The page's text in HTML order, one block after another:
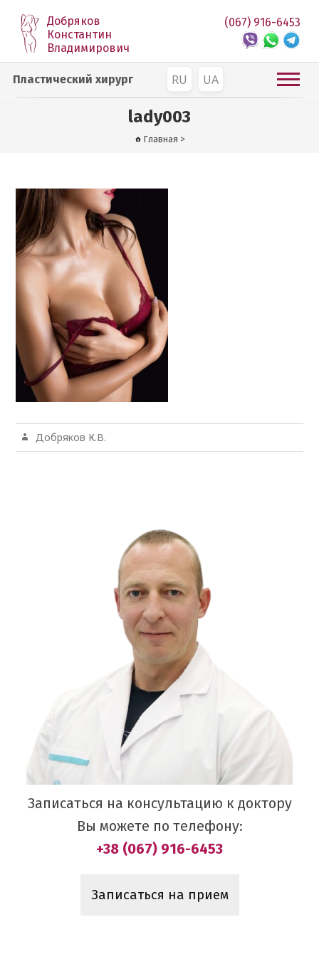
Добряков
Константин
Владимирович
RU UA
(067) 916-6453
Пластический хирург
lady003
Главная >
Добряков К.В.
Записаться на консультацию к доктору
Вы можете по телефону:
+38 (067) 916-6453
Записаться на прием